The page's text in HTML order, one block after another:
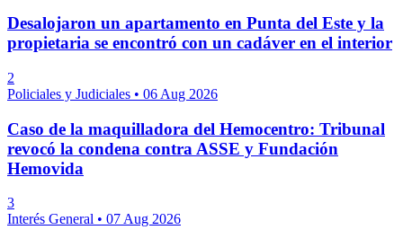
Desalojaron un apartamento en Punta del Este y la
propietaria se encontró con un cadáver en el interior
2
Policiales y Judiciales • 06 Aug 2026
Caso de la maquilladora del Hemocentro: Tribunal
revocó la condena contra ASSE y Fundación
Hemovida
3
Interés General • 07 Aug 2026